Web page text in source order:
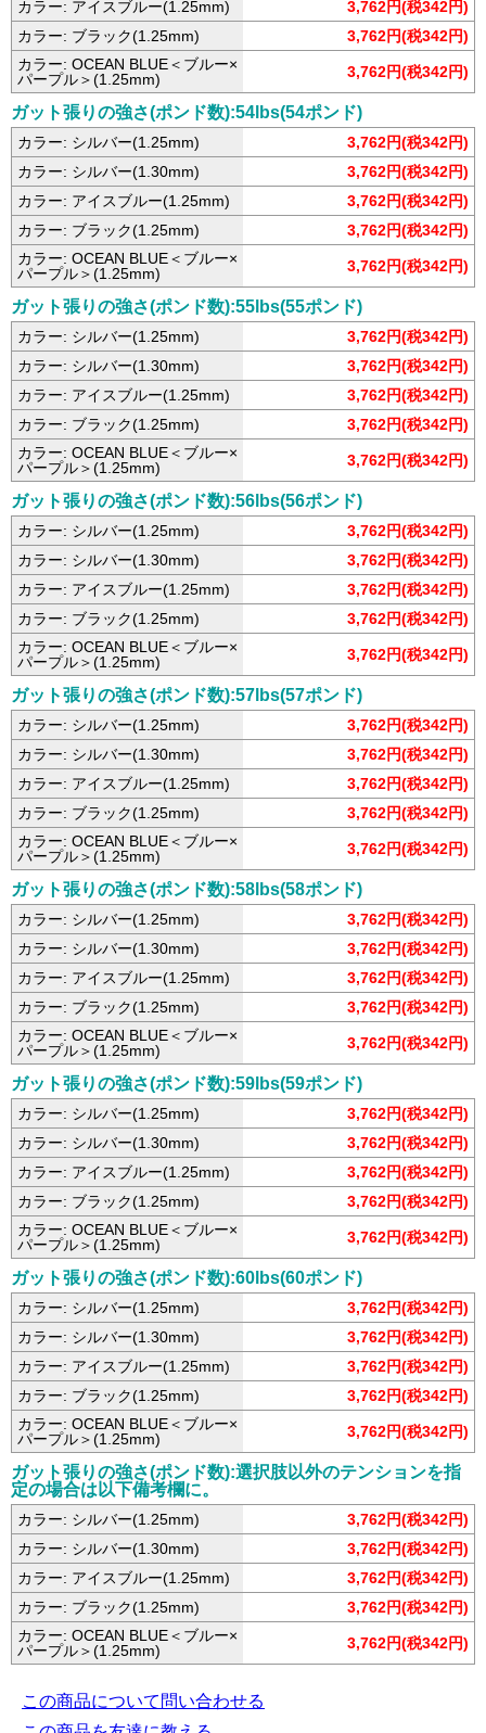
カラー: アイスブルー(1.25mm)
3,762円(税342円)
カラー: ブラック(1.25mm)
3,762円(税342円)
カラー: OCEAN BLUE＜ブルー×
パープル＞(1.25mm)
3,762円(税342円)
ガット張りの強さ(ポンド数):54lbs(54ポンド)
カラー: シルバー(1.25mm)
3,762円(税342円)
カラー: シルバー(1.30mm)
3,762円(税342円)
カラー: アイスブルー(1.25mm)
3,762円(税342円)
カラー: ブラック(1.25mm)
3,762円(税342円)
カラー: OCEAN BLUE＜ブルー×
パープル＞(1.25mm)
3,762円(税342円)
ガット張りの強さ(ポンド数):55lbs(55ポンド)
カラー: シルバー(1.25mm)
3,762円(税342円)
カラー: シルバー(1.30mm)
3,762円(税342円)
カラー: アイスブルー(1.25mm)
3,762円(税342円)
カラー: ブラック(1.25mm)
3,762円(税342円)
カラー: OCEAN BLUE＜ブルー×
パープル＞(1.25mm)
3,762円(税342円)
ガット張りの強さ(ポンド数):56lbs(56ポンド)
カラー: シルバー(1.25mm)
3,762円(税342円)
カラー: シルバー(1.30mm)
3,762円(税342円)
カラー: アイスブルー(1.25mm)
3,762円(税342円)
カラー: ブラック(1.25mm)
3,762円(税342円)
カラー: OCEAN BLUE＜ブルー×
パープル＞(1.25mm)
3,762円(税342円)
ガット張りの強さ(ポンド数):57lbs(57ポンド)
カラー: シルバー(1.25mm)
3,762円(税342円)
カラー: シルバー(1.30mm)
3,762円(税342円)
カラー: アイスブルー(1.25mm)
3,762円(税342円)
カラー: ブラック(1.25mm)
3,762円(税342円)
カラー: OCEAN BLUE＜ブルー×
パープル＞(1.25mm)
3,762円(税342円)
ガット張りの強さ(ポンド数):58lbs(58ポンド)
カラー: シルバー(1.25mm)
3,762円(税342円)
カラー: シルバー(1.30mm)
3,762円(税342円)
カラー: アイスブルー(1.25mm)
3,762円(税342円)
カラー: ブラック(1.25mm)
3,762円(税342円)
カラー: OCEAN BLUE＜ブルー×
パープル＞(1.25mm)
3,762円(税342円)
ガット張りの強さ(ポンド数):59lbs(59ポンド)
カラー: シルバー(1.25mm)
3,762円(税342円)
カラー: シルバー(1.30mm)
3,762円(税342円)
カラー: アイスブルー(1.25mm)
3,762円(税342円)
カラー: ブラック(1.25mm)
3,762円(税342円)
カラー: OCEAN BLUE＜ブルー×
パープル＞(1.25mm)
3,762円(税342円)
ガット張りの強さ(ポンド数):60lbs(60ポンド)
カラー: シルバー(1.25mm)
3,762円(税342円)
カラー: シルバー(1.30mm)
3,762円(税342円)
カラー: アイスブルー(1.25mm)
3,762円(税342円)
カラー: ブラック(1.25mm)
3,762円(税342円)
カラー: OCEAN BLUE＜ブルー×
パープル＞(1.25mm)
3,762円(税342円)
ガット張りの強さ(ポンド数):選択肢以外のテンションを指
定の場合は以下備考欄に。
カラー: シルバー(1.25mm)
3,762円(税342円)
カラー: シルバー(1.30mm)
3,762円(税342円)
カラー: アイスブルー(1.25mm)
3,762円(税342円)
カラー: ブラック(1.25mm)
3,762円(税342円)
カラー: OCEAN BLUE＜ブルー×
パープル＞(1.25mm)
3,762円(税342円)
この商品について問い合わせる